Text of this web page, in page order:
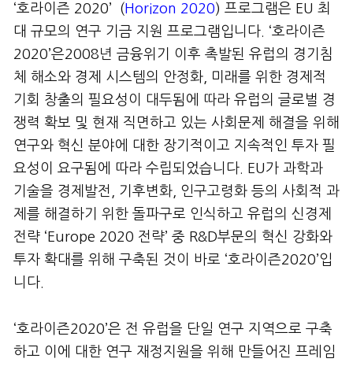
‘호라이즌 2020’ ( Horizon 2020) 프로그램은 EU 최
대 규모의 연구 기금 지원 프로그램입니다. ‘호라이즌
2020’은2008년 금융위기 이후 촉발된 유럽의 경기침
체 해소와 경제 시스템의 안정화, 미래를 위한 경제적
기회 창출의 필요성이 대두됨에 따라 유럽의 글로벌 경
쟁력 확보 및 현재 직면하고 있는 사회문제 해결을 위해
연구와 혁신 분야에 대한 장기적이고 지속적인 투자 필
요성이 요구됨에 따라 수립되었습니다. EU가 과학과
기술을 경제발전, 기후변화, 인구고령화 등의 사회적 과
제를 해결하기 위한 돌파구로 인식하고 유럽의 신경제
전략 ‘Europe 2020 전략’ 중 R&D부문의 혁신 강화와
투자 확대를 위해 구축된 것이 바로 ‘호라이즌2020’입
니다.
‘호라이즌2020’은 전 유럽을 단일 연구 지역으로 구축
하고 이에 대한 연구 재정지원을 위해 만들어진 프레임